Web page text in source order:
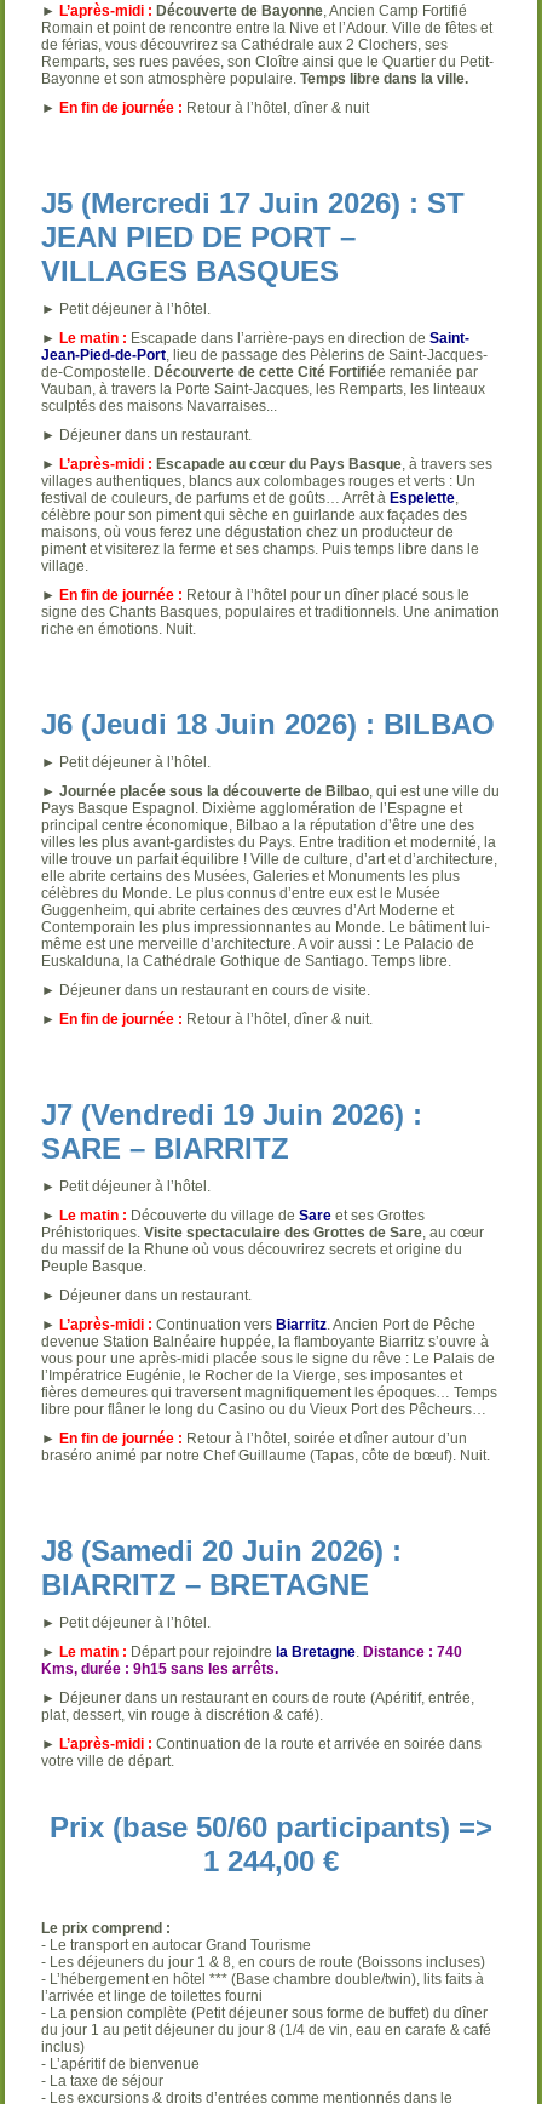
►L’après-midi : Découverte de Bayonne , Ancien Camp Fortifié
Romain et point de rencontre entre la Nive et l’Adour. Ville de fêtes et
de férias, vous découvrirez sa Cathédrale aux 2 Clochers, ses
Remparts, ses rues pavées, son Cloître ainsi que le Quartier du Petit-
Bayonne et son atmosphère populaire.Temps libre dans la ville.
►En fin de journée : Retour à l’hôtel, dîner & nuit
J5 (Mercredi 17 Juin 2026) : ST
JEAN PIED DE PORT –
VILLAGES BASQUES
► Petit déjeuner à l’hôtel.
►Le matin : Escapade dans l’arrière-pays en direction deSaint-
Jean-Pied-de-Port , lieu de passage des Pèlerins de Saint-Jacques-
de-Compostelle.Découverte de cette Cité Fortifiée remaniée par
Vauban, à travers la Porte Saint-Jacques, les Remparts, les linteaux
sculptés des maisons Navarraises...
► Déjeuner dans un restaurant.
►L’après-midi : Escapade au cœur du Pays Basque , à travers ses
villages authentiques, blancs aux colombages rouges et verts : Un
festival de couleurs, de parfums et de goûts… Arrêt àEspelette
célèbre pour son piment qui sèche en guirlande aux façades des
maisons, où vous ferez une dégustation chez un producteur de
piment et visiterez la ferme et ses champs. Puis temps libre dans le
village.
►En fin de journée : Retour à l’hôtel pour un dîner placé sous le
signe des Chants Basques, populaires et traditionnels. Une animation
riche en émotions. Nuit.
J6 (Jeudi 18 Juin 2026) : BILBAO
► Petit déjeuner à l’hôtel.
►Journée placée sous la découverte de Bilbao , qui est une ville du
Pays Basque Espagnol. Dixième agglomération de l’Espagne et
principal centre économique, Bilbao a la réputation d’être une des
villes les plus avant-gardistes du Pays. Entre tradition et modernité, la
ville trouve un parfait équilibre ! Ville de culture, d’art et d’architecture,
elle abrite certains des Musées, Galeries et Monuments les plus
célèbres du Monde. Le plus connus d’entre eux est le Musée
Guggenheim, qui abrite certaines des œuvres d’Art Moderne et
Contemporain les plus impressionnantes au Monde. Le bâtiment lui-
même est une merveille d’architecture. A voir aussi : Le Palacio de
Euskalduna, la Cathédrale Gothique de Santiago. Temps libre.
► Déjeuner dans un restaurant en cours de visite.
►En fin de journée : Retour à l’hôtel, dîner & nuit.
J7 (Vendredi 19 Juin 2026) :
SARE – BIARRITZ
► Petit déjeuner à l’hôtel.
►Le matin : Découverte du village deSare et ses Grottes
Préhistoriques.Visite spectaculaire des Grottes de Sare , au cœur
du massif de la Rhune où vous découvrirez secrets et origine du
Peuple Basque.
► Déjeuner dans un restaurant.
►L’après-midi : Continuation versBiarritz . Ancien Port de Pêche
devenue Station Balnéaire huppée, la flamboyante Biarritz s’ouvre à
vous pour une après-midi placée sous le signe du rêve : Le Palais de
l’Impératrice Eugénie, le Rocher de la Vierge, ses imposantes et
fières demeures qui traversent magnifiquement les époques… Temps
libre pour flâner le long du Casino ou du Vieux Port des Pêcheurs…
►En fin de journée : Retour à l’hôtel, soirée et dîner autour d’un
braséro animé par notre Chef Guillaume (Tapas, côte de bœuf). Nuit.
J8 (Samedi 20 Juin 2026) :
BIARRITZ – BRETAGNE
► Petit déjeuner à l’hôtel.
►Le matin : Départ pour rejoindrela Bretagne .Distance : 740
Kms, durée : 9h15 sans les arrêts.
► Déjeuner dans un restaurant en cours de route (Apéritif, entrée,
plat, dessert, vin rouge à discrétion & café).
► L’après-midi : Continuation de la route et arrivée en soirée dans
votre ville de départ.
Prix (base 50/60 participants) =>
1 244,00 €
Le prix comprend :
- Le transport en autocar Grand Tourisme
- Les déjeuners du jour 1 & 8, en cours de route (Boissons incluses)
- L’hébergement en hôtel *** (Base chambre double/twin), lits faits à
l’arrivée et linge de toilettes fourni
- La pension complète (Petit déjeuner sous forme de buffet) du dîner
du jour 1 au petit déjeuner du jour 8 (1/4 de vin, eau en carafe & café
inclus)
- L’apéritif de bienvenue
- La taxe de séjour
- Les excursions & droits d’entrées comme mentionnés dans le